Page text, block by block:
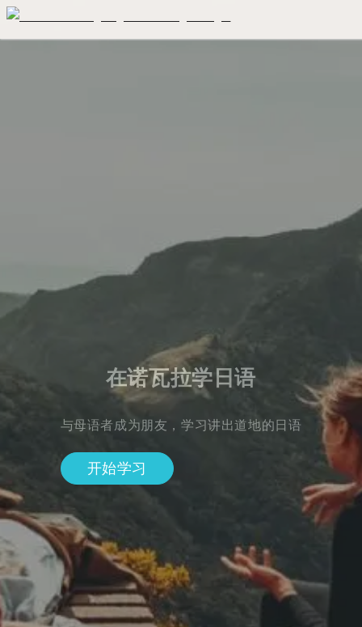
在诺瓦拉学日语
与母语者成为朋友，学习讲出道地的日语
开始学习